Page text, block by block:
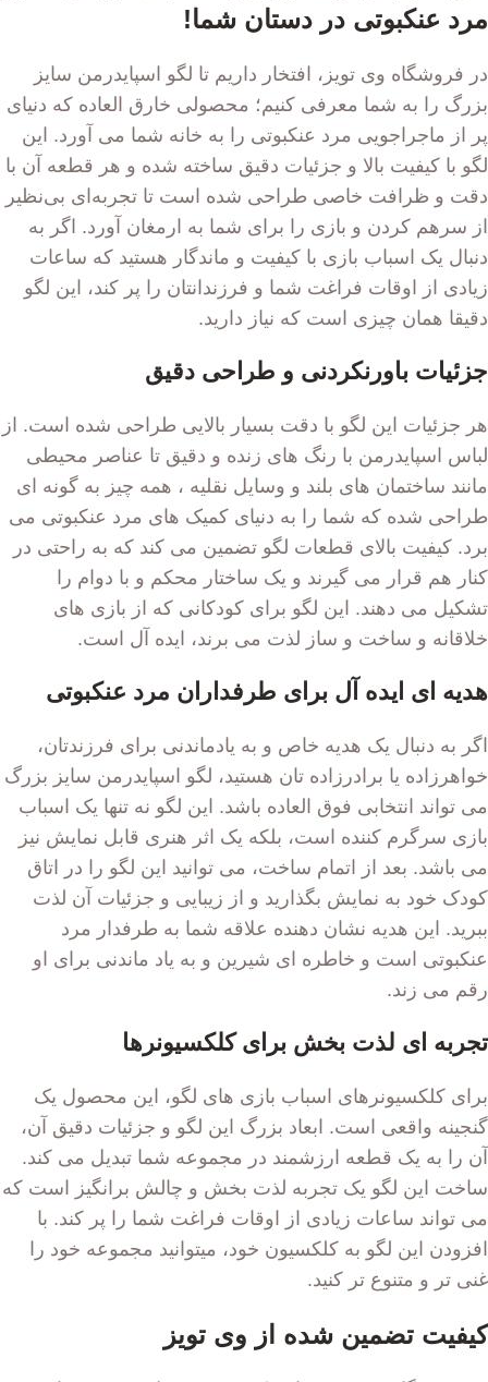
مرد عنکبوتی در دستان شما!
در فروشگاه وی تویز، افتخار داریم تا لگو اسپایدرمن سایز
بزرگ را به شما معرفی کنیم؛ محصولی خارق العاده که دنیای
پر از ماجراجویی مرد عنکبوتی را به خانه شما می آورد. این
لگو با کیفیت بالا و جزئیات دقیق ساخته شده و هر قطعه آن با
دقت و ظرافت خاصی طراحی شده است تا تجربه‌ای بی‌نظیر
از سرهم کردن و بازی را برای شما به ارمغان آورد. اگر به
دنبال یک اسباب بازی با کیفیت و ماندگار هستید که ساعات
زیادی از اوقات فراغت شما و فرزندانتان را پر کند، این لگو
دقیقا همان چیزی است که نیاز دارید.
جزئیات باورنکردنی و طراحی دقیق
هر جزئیات این لگو با دقت بسیار بالایی طراحی شده است. از
لباس اسپایدرمن با رنگ های زنده و دقیق تا عناصر محیطی
مانند ساختمان های بلند و وسایل نقلیه ، همه چیز به گونه ای
طراحی شده که شما را به دنیای کمیک های مرد عنکبوتی می
برد. کیفیت بالای قطعات لگو تضمین می کند که به راحتی در
کنار هم قرار می گیرند و یک ساختار محکم و با دوام را
تشکیل می دهند. این لگو برای کودکانی که از بازی های
خلاقانه و ساخت و ساز لذت می برند، ایده آل است.
هدیه ای ایده آل برای طرفداران مرد عنکبوتی
اگر به دنبال یک هدیه خاص و به یادماندنی برای فرزندتان،
خواهرزاده یا برادرزاده تان هستید، لگو اسپایدرمن سایز بزرگ
می تواند انتخابی فوق العاده باشد. این لگو نه تنها یک اسباب
بازی سرگرم کننده است، بلکه یک اثر هنری قابل نمایش نیز
می باشد. بعد از اتمام ساخت، می توانید این لگو را در اتاق
کودک خود به نمایش بگذارید و از زیبایی و جزئیات آن لذت
ببرید. این هدیه نشان دهنده علاقه شما به طرفدار مرد
عنکبوتی است و خاطره ای شیرین و به یاد ماندنی برای او
رقم می زند.
تجربه ای لذت بخش برای کلکسیونرها
برای کلکسیونرهای اسباب بازی های لگو، این محصول یک
گنجینه واقعی است. ابعاد بزرگ این لگو و جزئیات دقیق آن،
آن را به یک قطعه ارزشمند در مجموعه شما تبدیل می کند.
ساخت این لگو یک تجربه لذت بخش و چالش برانگیز است که
می تواند ساعات زیادی از اوقات فراغت شما را پر کند. با
افزودن این لگو به کلکسیون خود، میتوانید مجموعه خود را
غنی تر و متنوع تر کنید.
کیفیت تضمین شده از وی تویز